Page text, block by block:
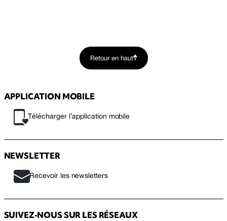
Retour en haut
APPLICATION MOBILE
Télécharger l’application mobile
NEWSLETTER
Recevoir les newsletters
SUIVEZ-NOUS SUR LES RÉSEAUX